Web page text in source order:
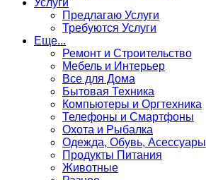
Услуги
Предлагаю Услуги
Требуются Услуги
Еще...
Ремонт и Строительство
Мебель и Интерьер
Все для Дома
Бытовая Техника
Компьютеры и Оргтехника
Телефоны и Смартфоны
Охота и Рыбалка
Одежда, Обувь, Асессуары
Продукты Питания
Животные